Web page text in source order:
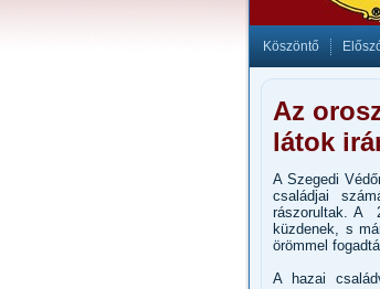
Köszöntő
Az
látok
A Szegedi
családjai
rászorultak. A
küzdenek, s
örömmel
A hazai